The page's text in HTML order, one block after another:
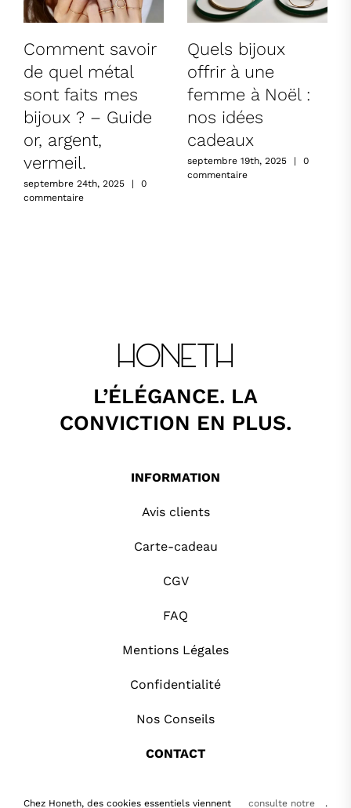
Comment savoir
de quel métal
sont faits mes
bijoux ? – Guide
or, argent,
vermeil.
septembre 24th, 2025 |
0
commentaire
Quels bijoux
offrir à une
femme à Noël :
nos idées
cadeaux
septembre 19th, 2025 |
0
commentaire
L’ÉLÉGANCE. LA
CONVICTION EN PLUS.
INFORMATION
Avis clients
Carte-cadeau
CGV
FAQ
Mentions Légales
Confidentialité
Nos Conseils
CONTACT
Copyright Honeth.fr | Tous droits réservés |
Chez Honeth, des cookies essentiels viennent consulte notre .